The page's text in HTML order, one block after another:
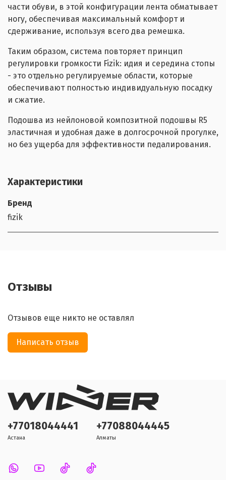
части обуви, в этой конфигурации лента обматывает
ногу, обеспечивая максимальный комфорт и
сдерживание, используя всего два ремешка.
Таким образом, система повторяет принцип
регулировки громкости Fizik: идия и середина стопы
- это отдельно регулируемые области, которые
обеспечивают полностью индивидуальную посадку
и сжатие.
Подошва из нейлоновой композитной подошвы R5
эластичная и удобная даже в долгосрочной прогулке,
но без ущерба для эффективности педалирования.
Характеристики
Бренд
fizik
Отзывы
Отзывов еще никто не оставлял
Написать отзыв
+77018044441
Астана
+77088044445
Алматы